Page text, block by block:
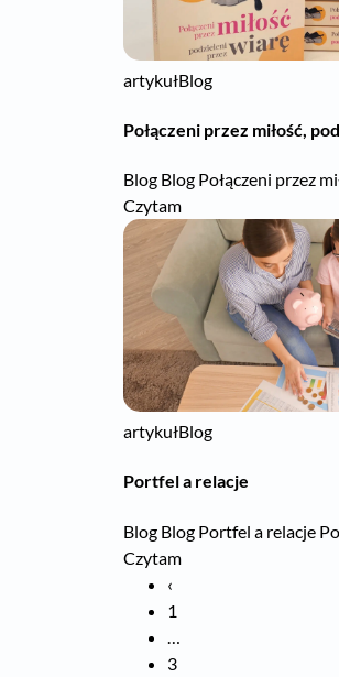
artykułBlog
Połączeni przez miłość,
Blog Blog Połączeni przez
Czytam
artykułBlog
Portfel a relacje
Blog Blog Portfel a relacje
Czytam
‹
1
3